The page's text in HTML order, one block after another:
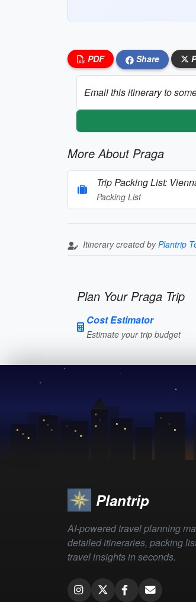
PDF Share
Email this itinerary to
More About Praga
Trip Packing List:
Packing List
Itinerary created byPlantrip
Plan Your Praga Trip
Cost Estimator
Estimate your trip budget
Plantrip
AI-powered travel planning
detailed itineraries, packing
travel insights in seconds.